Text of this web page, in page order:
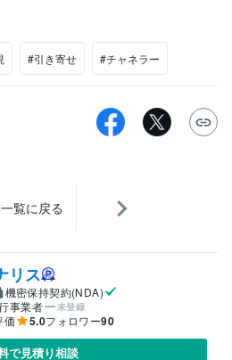
#引き寄せ #チャネラー
一覧に戻る
リス
機密保持契約(NDA)
事業者
未登録
価 5.0フォロワー90
で見積り相談